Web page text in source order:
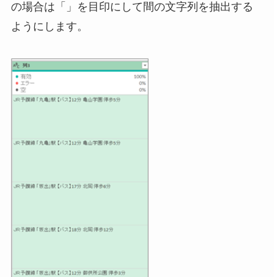
の場合は「」を目印にして間の文字列を抽出する
ようにします。